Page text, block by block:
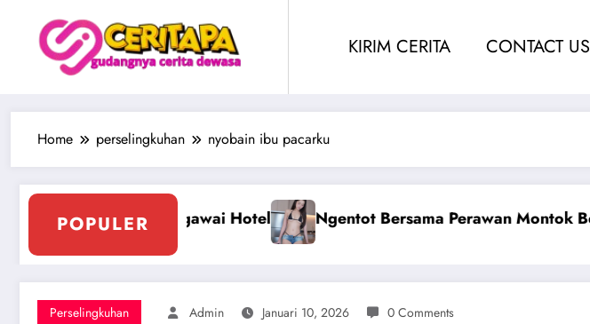
content
KIRIM CERITA CONTACT US
Home perselingkuhan nyobain ibu pacarku
POPULER
Perawan Montok Berjilbab Ngentot Perawam Sampai Berdarah
Perselingkuhan Admin Januari 10, 2026 0 Comments